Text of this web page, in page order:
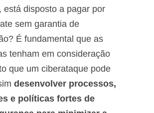
está disposto a pagar por
sem garantia de
É fundamental que as
tenham em consideração
que um ciberataque pode
desenvolver processos,
e políticas fortes de